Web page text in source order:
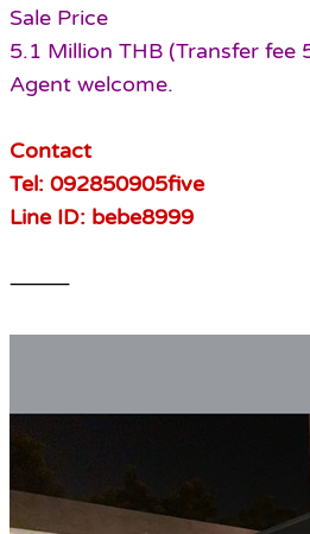
Sale Price
5.1 Million THB (Transfer fee
Agent welcome.
Contact
Tel: 092850905five
Line ID: bebe8999
⸻